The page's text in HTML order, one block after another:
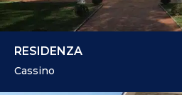
RESIDENZA
Cassino